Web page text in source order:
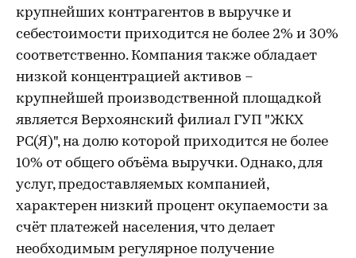
крупнейших контрагентов в выручке и
себестоимости приходится не более 2% и 30%
соответственно. Компания также обладает
низкой концентрацией активов –
крупнейшей производственной площадкой
является Верхоянский филиал ГУП "ЖКХ
РС(Я)", на долю которой приходится не более
10% от общего объёма выручки. Однако, для
услуг, предоставляемых компанией,
характерен низкий процент окупаемости за
счёт платежей населения, что делает
необходимым регулярное получение